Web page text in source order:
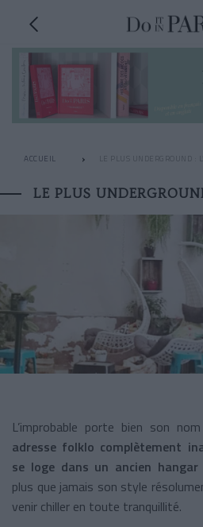
ACCUEIL LE PLUS UNDERGROUND :
LE PLUS
L’improbable porte bien son
adresse folklo complètement
se loge dans un ancien hangar
plus que jamais son style
venir chiller en toute tranquillité.